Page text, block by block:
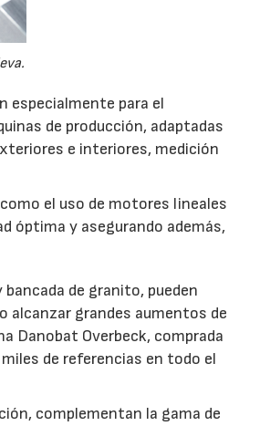
especialmente para el
de producción, adaptadas
e interiores, medición
el uso de motores lineales
óptima y asegurando además,
de granito, pueden
alcanzar grandes aumentos de
Danobat Overbeck, comprada
de referencias en todo el
complementan la gama de